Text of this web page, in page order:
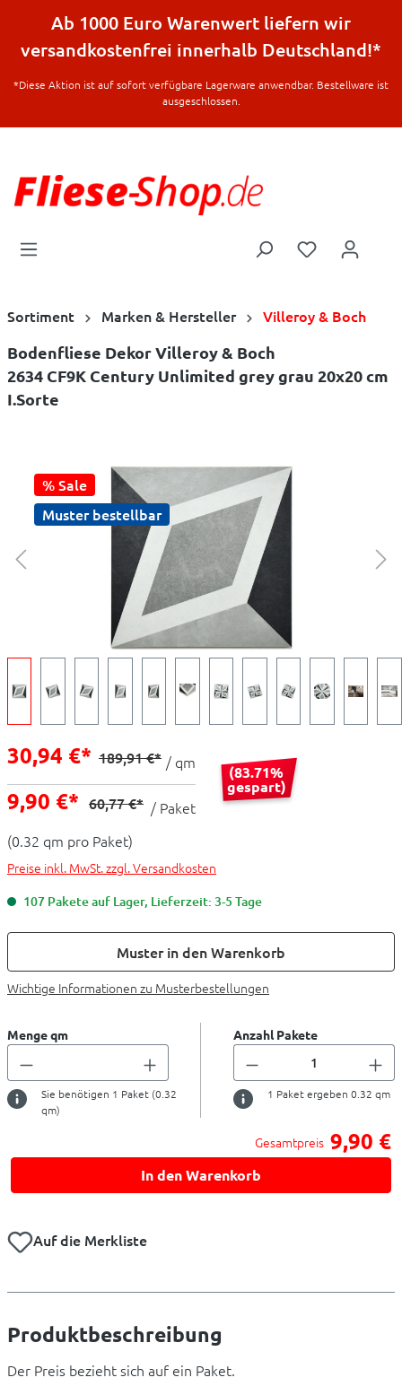
springen
Ab 1000 Euro Warenwert liefern wir
versandkostenfrei innerhalb Deutschland!*
*Diese Aktion ist auf sofort verfügbare Lagerware anwendbar. Bestellware ist
ausgeschlossen.
Sortiment Marken & Hersteller Villeroy & Boch
Bodenfliese Dekor Villeroy & Boch
2634 CF9K Century Unlimited grey grau 20x20 cm
I.Sorte
% Sale
Muster bestellbar
30,94 €* 189,91 €* / qm
9,90 €* 60,77 €* / Paket
(0.32 qm pro Paket)
(83.71%
gespart)
Preise inkl. MwSt. zzgl. Versandkosten
107 Pakete auf Lager, Lieferzeit: 3-5 Tage
Muster in den Warenkorb
Wichtige Informationen zu Musterbestellungen
Menge qm
Sie benötigen 1 Paket (0.32
qm)
Anzahl Pakete
1 Paket ergeben 0.32 qm
Gesamtpreis 9,90 €
In den Warenkorb
Auf die Merkliste
Produktbeschreibung
Der Preis bezieht sich auf ein Paket.